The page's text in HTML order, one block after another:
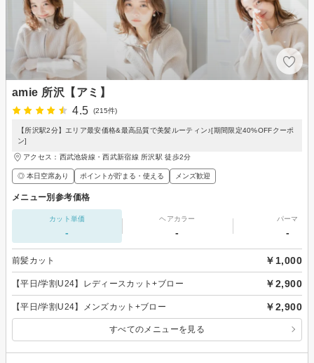
amie 所沢【アミ】
4.5
(215件)
【所沢駅2分】エリア最安価格&最高品質で美髪ルーティン♪[期間限定40%OFFクーポ
ン]
アクセス：西武池袋線・西武新宿線 所沢駅 徒歩2分
◎ 本日空席あり ポイントが貯まる・使える メンズ歓迎
メニュー別参考価格
カット単価
-
ヘアカラー
-
パーマ
-
前髪カット ￥1,000
【平日/学割U24】レディースカット+ブロー ￥2,900
【平日/学割U24】メンズカット+ブロー ￥2,900
すべてのメニューを見る